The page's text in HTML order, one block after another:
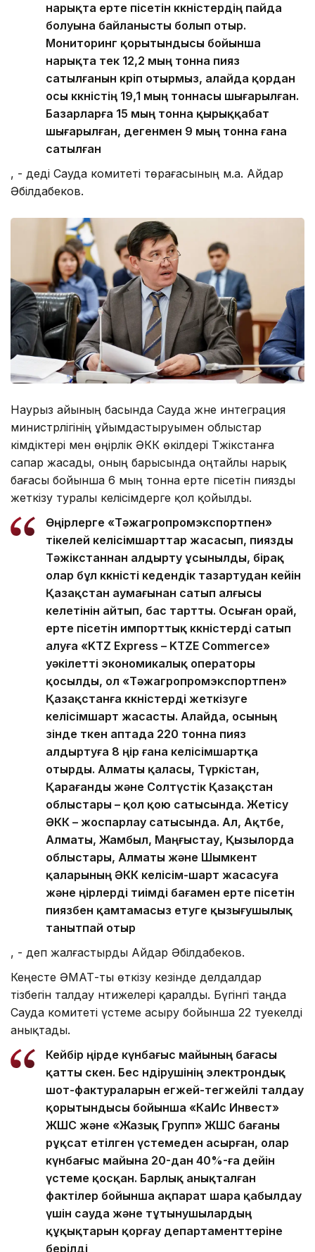
нарықта ерте пісетін көкөністердің пайда
болуына байланысты болып отыр.
Мониторинг қорытындысы бойынша
нарықта тек 12,2 мың тонна пияз
сатылғанын көріп отырмыз, алайда қордан
осы көкөністің 19,1 мың тоннасы шығарылған.
Базарларға 15 мың тонна қырыққабат
шығарылған, дегенмен 9 мың тонна ғана
сатылған
, - деді Сауда комитеті төрағасының м.а. Айдар
Әбілдабеков.
Наурыз айының басында Cауда және интеграция
министрлігінің ұйымдастыруымен облыстар
әкімдіктері мен өңірлік ӘКК өкілдері Тәжікстанға
сапар жасады, оның барысында оңтайлы нарық
бағасы бойынша 6 мың тонна ерте пісетін пиязды
жеткізу туралы келісімдерге қол қойылды.
Өңірлерге «Тәжагропромэкспортпен»
тікелей келісімшарттар жасасып, пиязды
Тәжікстаннан алдырту ұсынылды, бірақ
олар бұл көкөністі кедендік тазартудан кейін
Қазақстан аумағынан сатып алғысы
келетінін айтып, бас тартты. Осыған орай,
ерте пісетін импорттық көкөністерді сатып
алуға «KTZ Express – KTZE Commerce»
уәкілетті экономикалық операторы
қосылды, ол «Тәжагропромэкспортпен»
Қазақстанға көкөністерді жеткізуге
келісімшарт жасасты. Алайда, осының
өзінде өткен аптада 220 тонна пияз
алдыртуға 8 өңір ғана келісімшартқа
отырды. Алматы қаласы, Түркістан,
Қарағанды және Солтүстік Қазақстан
облыстары – қол қою сатысында. Жетісу
ӘКК – жоспарлау сатысында. Ал, Ақтөбе,
Алматы, Жамбыл, Маңғыстау, Қызылорда
облыстары, Алматы және Шымкент
қаларының ӘКК келісім-шарт жасасуға
және өңірлерді тиімді бағамен ерте пісетін
пиязбен қамтамасыз етуге қызығушылық
танытпай отыр
, - деп жалғастырды Айдар Әбілдабеков.
Кеңесте ӘМАТ-ты өткізу кезінде делдалдар
тізбегін талдау нәтижелері қаралды. Бүгінгі таңда
Сауда комитеті үстеме асыру бойынша 22 тәуекелді
анықтады.
Кейбір өңірде күнбағыс майының бағасы
қатты өскен. Бес өндірушінің электрондық
шот-фактураларын егжей-тегжейлі талдау
қорытындысы бойынша «КаИс Инвест»
ЖШС және «Жазық Групп» ЖШС бағаны
рұқсат етілген үстемеден асырған, олар
күнбағыс майына 20-дан 40%-ға дейін
үстеме қосқан. Барлық анықталған
фактілер бойынша ақпарат шара қабылдау
үшін сауда және тұтынушылардың
құқықтарын қорғау департаменттеріне
берілді